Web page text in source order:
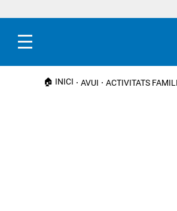
Menú
🏠 INICI AVUI ACTIVITATS